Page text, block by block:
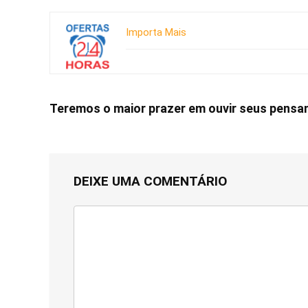
Importa Mais
Teremos o maior prazer em ouvir seus
DEIXE UMA COMENTÁRIO